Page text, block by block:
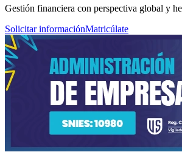
Gestión financiera con perspectiva global y
Solicitar informaciónMatricúlate